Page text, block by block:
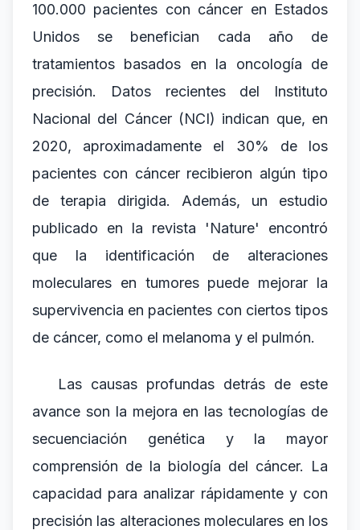
100.000 pacientes con cáncer en Estados
Unidos se benefician cada año de
tratamientos basados en la oncología de
precisión. Datos recientes del Instituto
Nacional del Cáncer (NCI) indican que, en
2020, aproximadamente el 30% de los
pacientes con cáncer recibieron algún tipo
de terapia dirigida. Además, un estudio
publicado en la revista 'Nature' encontró
que la identificación de alteraciones
moleculares en tumores puede mejorar la
supervivencia en pacientes con ciertos tipos
de cáncer, como el melanoma y el pulmón.
Las causas profundas detrás de este
avance son la mejora en las tecnologías de
secuenciación genética y la mayor
comprensión de la biología del cáncer. La
capacidad para analizar rápidamente y con
precisión las alteraciones moleculares en los